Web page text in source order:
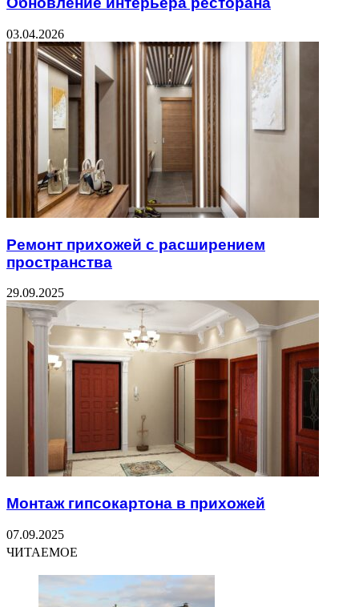
03.04.2026
Ремонт прихожей с расширением
пространства
29.09.2025
Монтаж гипсокартона в прихожей
07.09.2025
ЧИТАЕМОЕ